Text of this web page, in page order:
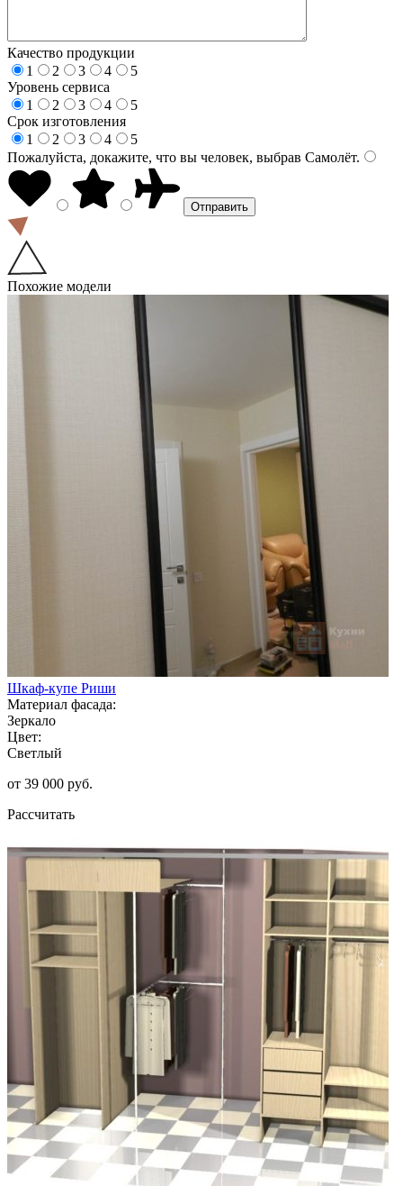
Качество продукции
1
2 3 4
5
Уровень сервиса
1
2 3 4
5
Срок изготовления
1
2 3 4
5
Пожалуйста, докажите, что вы человек, выбрав Самолёт.
Похожие модели
Шкаф-купе Риши
Материал фасада:
Зеркало
Цвет:
Светлый
от 39 000 руб.
Рассчитать